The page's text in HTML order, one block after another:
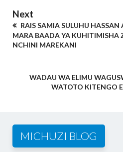
Next
RAIS SAMIA SULUHU
MARA BAADA YA KUHITIMISHA
NCHINI MAREKANI
WADAU WA ELIMU
WATOTO KITENGO
MICHUZI BLOG